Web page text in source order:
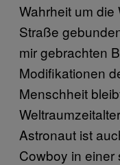
Wahrheit um die
Straße
mir gebrachten
Modifikationen
Menschheit
Astronaut ist
Cowboy in einer